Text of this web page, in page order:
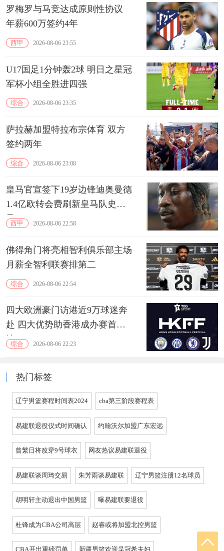
罗梅罗与马竞达成原则性协议
年薪600万签约4年
西甲 2026-08-06 23:55
U17国足1分钟轰2球 明日之星冠
军杯小组全胜进四强
综合 2026-08-06 23:35
萨拉赫加盟特拉布宗体育 双方
签约两年
综合 2026-08-06 23:08
皇马官宣签下19岁边锋迪奥曼德
1.4亿欧转会费刷新皇马队史纪
录西甲 2026-08-06 22:58
佛得角门将亮相智利俱乐部主场
月薪全智利联赛排第二
综合 2026-08-06 22:54
四大欧洲豪门访港近9万球迷奔
赴 四大优势助香港成办赛首选
地综合 2026-08-06 22:23
热门标签
辽宁男篮赛程时间表2024 cba第三阶段赛程表
易建联退役仪式时间确认 约翰沃尔加盟广东宏远
曾繁日将改穿9号球衣 网友热议易建联退役
易建联谈周琦交易 朱芳雨谈易建联 辽宁男篮注册12名球员
胡明轩主动退出中国男篮 曝易建联要退役
杜锋成为CBA公司高层 赵睿或将加盟北控男篮
CBA开出重磅罚单 新疆男篮欢迎吴冠希夫妇